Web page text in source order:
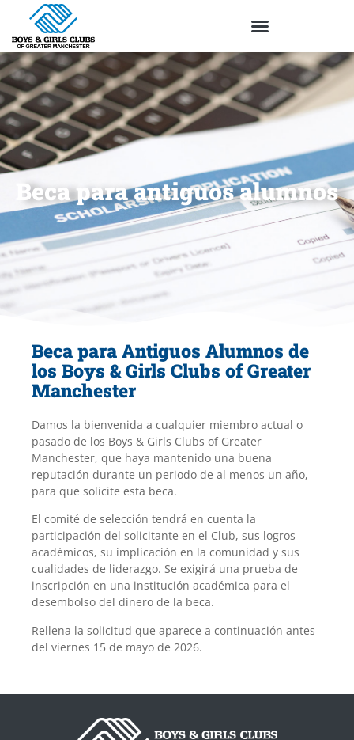
Beca para antiguos alumnos
Beca para Antiguos Alumnos de
los Boys & Girls Clubs of Greater
Manchester
Damos la bienvenida a cualquier miembro actual o
pasado de los Boys & Girls Clubs of Greater
Manchester, que haya mantenido una buena
reputación durante un periodo de al menos un año,
para que solicite esta beca.
El comité de selección tendrá en cuenta la
participación del solicitante en el Club, sus logros
académicos, su implicación en la comunidad y sus
cualidades de liderazgo. Se exigirá una prueba de
inscripción en una institución académica para el
desembolso del dinero de la beca.
Rellena la solicitud que aparece a continuación antes
del viernes 15 de mayo de 2026.